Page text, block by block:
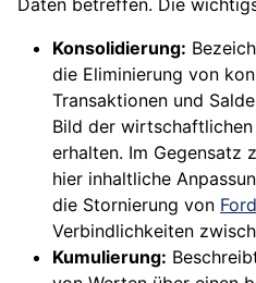
Daten betreffen. Die
Konsolidierung:
die Eliminierung von
Transaktionen und
Bild der wirtschaftlichen
erhalten. Im Gegensatz
hier inhaltliche
die Stornierung von
Verbindlichkeiten
Kumulierung: